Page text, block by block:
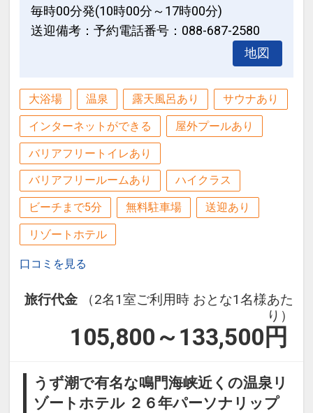
毎時00分発(10時00分～17時00分)
送迎備考：予約電話番号：088-687-2580
地図
大浴場 温泉 露天風呂あり サウナあり
インターネットができる 屋外プールあり
バリアフリートイレあり
バリアフリールームあり ハイクラス
ビーチまで5分 無料駐車場 送迎あり
リゾートホテル
口コミを見る
旅行代金
（2名1室ご利用時 おとな1名様あた
り）
105,800～133,500 円
うず潮で有名な鳴門海峡近くの温泉リ
ゾートホテル ２６年パーソナリップ